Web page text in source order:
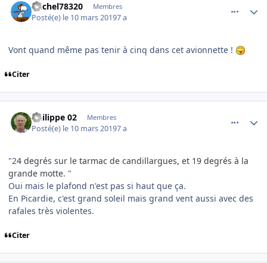
michel78320 Membres
Posté(e) le 10 mars 20197 a
Vont quand même pas tenir à cinq dans cet avionnette !
Citer
Philippe 02 Membres
Posté(e) le 10 mars 20197 a
"24 degrés sur le tarmac de candillargues, et 19 degrés à la
grande motte. "
Oui mais le plafond n'est pas si haut que ça.
En Picardie, c'est grand soleil mais grand vent aussi avec des
rafales très violentes.
Citer